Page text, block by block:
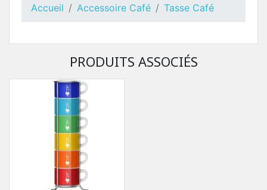
Accueil Accessoire Café Tasse Café
PRODUITS ASSOCIÉS